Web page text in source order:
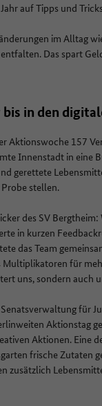
auf Tipps und
im Alltag
Das spart
in den
Aktionswoche 157
Innenstadt in
gerettete
stellen.
des SV
in kurzen
das Team
für
uns, sondern auch
für
Aktionstag
Aktionen. Eine
frische Zutaten
zusätzlich